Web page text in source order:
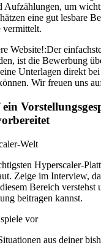
Aufzählungen, um
eine gut lesbare
vermittelt.
Website!:Der
ist die Bewerbung
Unterlagen direkt
Wir freuen uns
Welt
Hyperscaler-
Zeige im Interview,
Bereich verstehst
beitragen kannst.
vor
aus deiner